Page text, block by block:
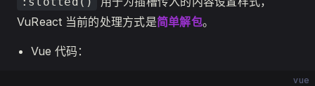
VuReact 当前的处理方式是简单解包。
Vue 代码：
vue